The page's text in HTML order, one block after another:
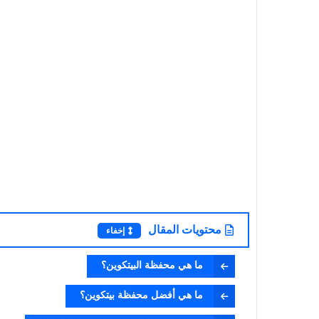
محتويات المقال إخفاء
ما هي محفظة البيتكوين؟
ما هي أفضل محفظة بيتكوين؟